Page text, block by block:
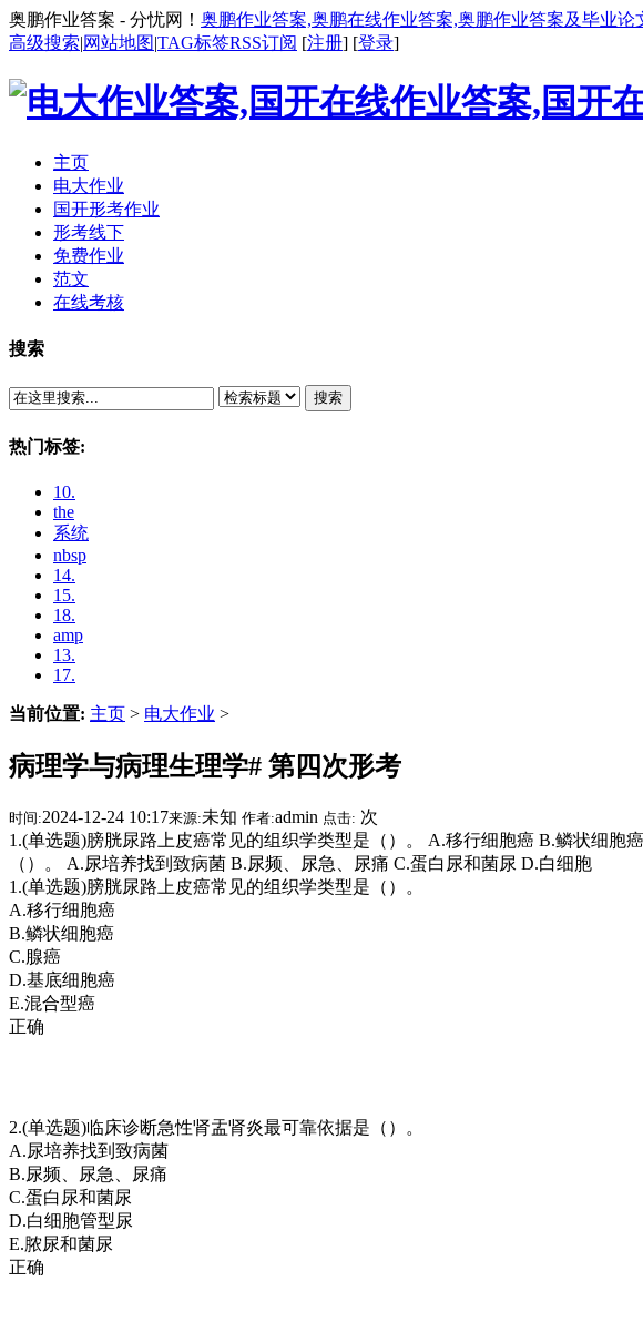
奥鹏作业答案 - 分忧网！ 奥鹏作业答案,奥鹏在线作业答案,奥鹏作业答案及毕业论
高级搜索|网站地图|TAG标签RSS订阅 [注册] [登录]
主页
电大作业
国开形考作业
形考线下
免费作业
范文
在线考核
搜索
搜索
热门标签:
10.
the
系统
nbsp
14.
15.
18.
amp
13.
17.
当前位置: 主页 > 电大作业 >
病理学与病理生理学# 第四次形考
时间:2024-12-24 10:17来源:未知 作者:admin 点击: 次
1.(单选题)膀胱尿路上皮癌常见的组织学类型是（）。 A.移行细胞癌 B.鳞状细
（）。 A.尿培养找到致病菌 B.尿频、尿急、尿痛 C.蛋白尿和菌尿 D.白细胞
1.(单选题)膀胱尿路上皮癌常见的组织学类型是（）。
A.移行细胞癌
B.鳞状细胞癌
C.腺癌
D.基底细胞癌
E.混合型癌
正确
2.(单选题)临床诊断急性肾盂肾炎最可靠依据是（）。
A.尿培养找到致病菌
B.尿频、尿急、尿痛
C.蛋白尿和菌尿
D.白细胞管型尿
E.脓尿和菌尿
正确